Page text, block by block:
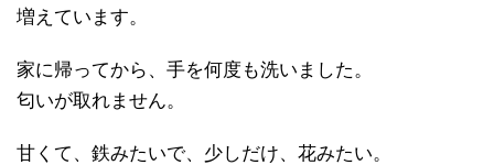
増えています。
家に帰ってから、手を何度も洗いました。
匂いが取れません。
甘くて、鉄みたいで、少しだけ、花みたい。